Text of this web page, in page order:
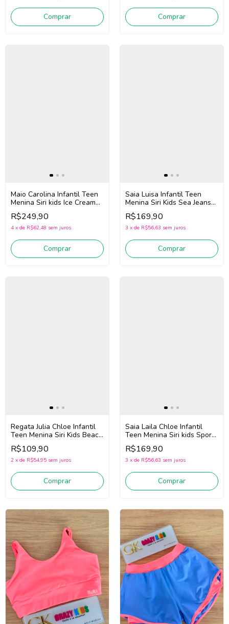
Comprar Comprar
Maio Carolina Infantil Teen
Menina Siri kids Ice Cream
43014 (Roxo)
R$249,90
4 x de R$62,48 sem juros
Comprar
Saia Luisa Infantil Teen
Menina Siri Kids Sea Jeans
43286 (Azul)
R$169,90
3 x de R$56,63 sem juros
Comprar
Regata Julia Chloe Infantil
Teen Menina Siri Kids Beach
Tennis 44668 (Rosa)
R$109,90
2 x de R$54,95 sem juros
Comprar
Saia Laila Chloe Infantil
Teen Menina Siri kids Sport
Dança 44762 (Azul)
R$169,90
3 x de R$56,63 sem juros
Comprar